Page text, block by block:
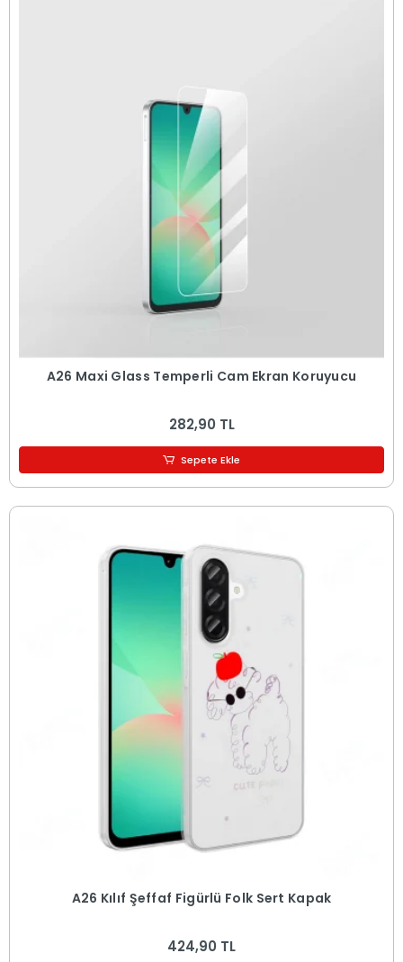
A26 Maxi Glass Temperli Cam Ekran Koruyucu
282,90 TL
Sepete Ekle
A26 Kılıf Şeffaf Figürlü Folk Sert Kapak
424,90 TL